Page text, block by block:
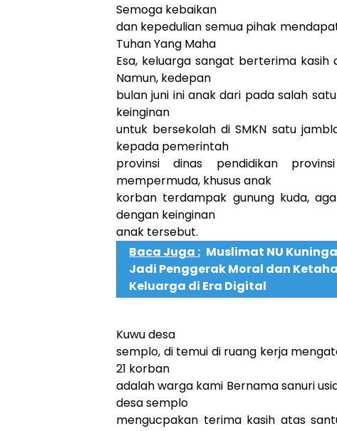
Semoga kebaikan
dan kepedulian semua pihak
Tuhan Yang Maha
Esa, keluarga sangat berterima
Namun, kedepan
bulan juni ini anak dari pada salah
keinginan
untuk bersekolah di SMKN satu
kepada pemerintah
provinsi dinas pendidikan
mempermuda, khusus anak
korban terdampak gunung kuda,
dengan keinginan
anak tersebut.
Baca Juga : Muslimat NU
Jadi Penggerak Moral dan
Keluarga di Era Digital
Kuwu desa
semplo, di temui di ruang kerja
21 korban
adalah warga kami Bernama sanuri
desa semplo
mengucpakan terima kasih atas